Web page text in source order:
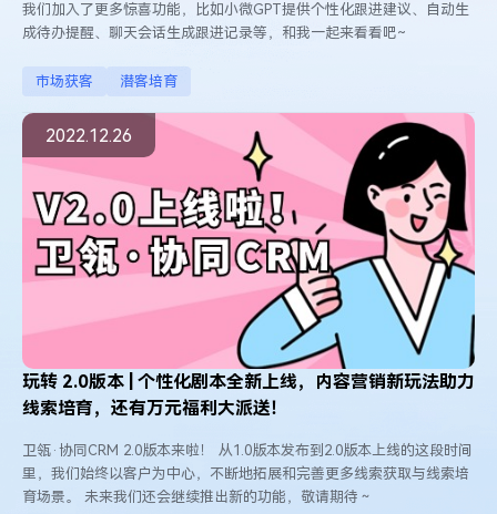
我们加入了更多惊喜功能，比如小微GPT提供个性化跟进建议、自动生
成待办提醒、聊天会话生成跟进记录等，和我一起来看看吧~
市场获客 潜客培育
2022.12.26
玩转 2.0版本 | 个性化剧本全新上线，内容营销新玩法助力
线索培育，还有万元福利大派送！
卫瓴·协同CRM 2.0版本来啦！ 从1.0版本发布到2.0版本上线的这段时间
里，我们始终以客户为中心，不断地拓展和完善更多线索获取与线索培
育场景。 未来我们还会继续推出新的功能，敬请期待～